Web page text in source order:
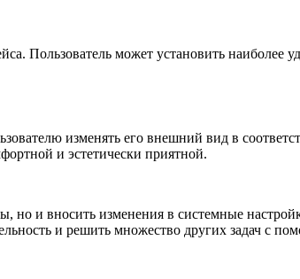
Пользователь может установить наиболее
изменять его внешний вид в
и эстетически приятной.
но и вносить изменения в системные
и решить множество других задач с